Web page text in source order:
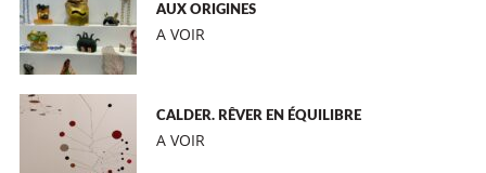
AUX ORIGINES
A VOIR
CALDER. RÊVER EN ÉQUILIBRE
A VOIR